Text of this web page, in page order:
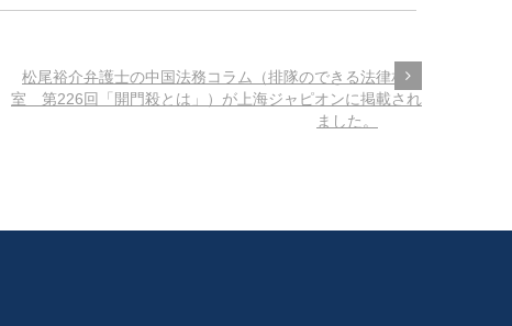
松尾裕介弁護士の中国法務コラム（排隊のできる法律相談
室 第226回「開門殺とは」）が上海ジャピオンに掲載され
ました。